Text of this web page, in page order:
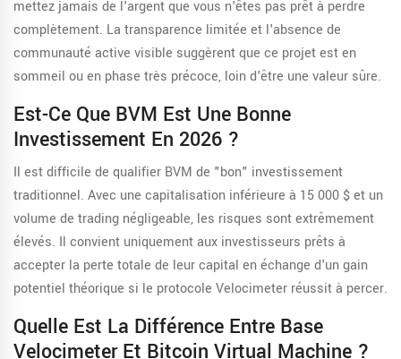
mettez jamais de l'argent que vous n'êtes pas prêt à perdre
complètement. La transparence limitée et l'absence de
communauté active visible suggèrent que ce projet est en
sommeil ou en phase très précoce, loin d'être une valeur sûre.
Est-Ce Que BVM Est Une Bonne
Investissement En 2026 ?
Il est difficile de qualifier BVM de "bon" investissement
traditionnel. Avec une capitalisation inférieure à 15 000 $ et un
volume de trading négligeable, les risques sont extrêmement
élevés. Il convient uniquement aux investisseurs prêts à
accepter la perte totale de leur capital en échange d'un gain
potentiel théorique si le protocole Velocimeter réussit à percer.
Quelle Est La Différence Entre Base
Velocimeter Et Bitcoin Virtual Machine ?